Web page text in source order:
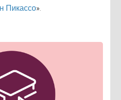
Пикассо».